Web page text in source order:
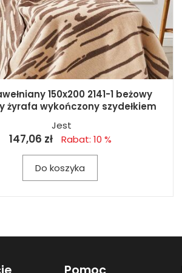
150x200 2141-1 beżowy
żyrafa wykończony szydełkiem
Jest
147,06 zł Rabat: 10 %
Do koszyka